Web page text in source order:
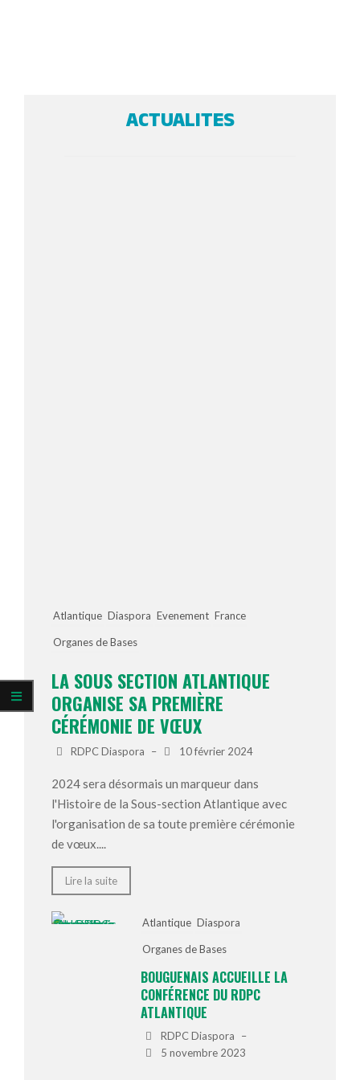
ACTUALITES
Atlantique Diaspora Evenement France
Organes de Bases
LA SOUS SECTION ATLANTIQUE
ORGANISE SA PREMIÈRE
CÉRÉMONIE DE VŒUX
RDPC Diaspora – 10 février 2024
2024 sera désormais un marqueur dans
l'Histoire de la Sous-section Atlantique avec
l'organisation de sa toute première cérémonie
de vœux....
Lire la suite
Atlantique Diaspora
Organes de Bases
BOUGUENAIS ACCUEILLE LA
CONFÉRENCE DU RDPC
ATLANTIQUE
RDPC Diaspora
–
5 novembre 2023